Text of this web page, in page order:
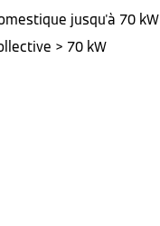
jusqu'à 70 kW
> 70 kW